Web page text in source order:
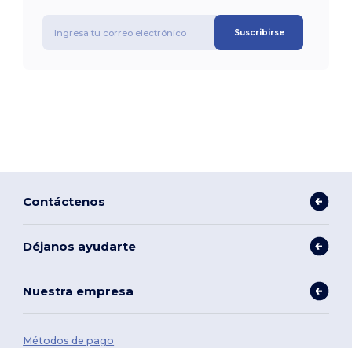
Suscribirse
Contáctenos
Déjanos ayudarte
Nuestra empresa
Métodos de pago